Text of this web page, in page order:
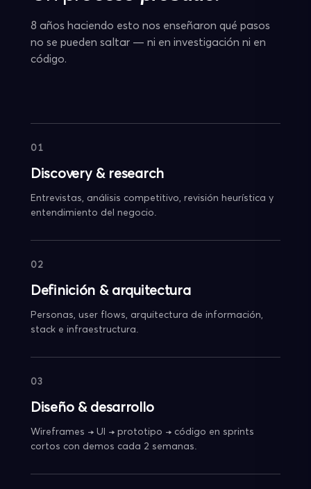
8 años haciendo esto nos enseñaron qué pasos
no se pueden saltar — ni en investigación ni en
código.
01
Discovery & research
Entrevistas, análisis competitivo, revisión heurística y
entendimiento del negocio.
02
Definición & arquitectura
Personas, user flows, arquitectura de información,
stack e infraestructura.
03
Diseño & desarrollo
Wireframes → UI → prototipo → código en sprints
cortos con demos cada 2 semanas.